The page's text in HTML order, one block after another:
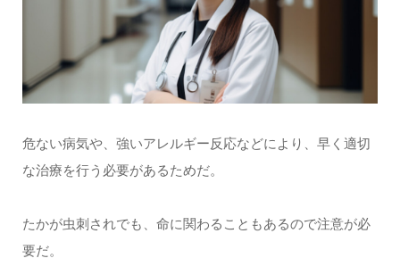
危ない病気や、強いアレルギー反応などにより、早く適切
な治療を行う必要があるためだ。
たかが虫刺されでも、命に関わることもあるので注意が必
要だ。